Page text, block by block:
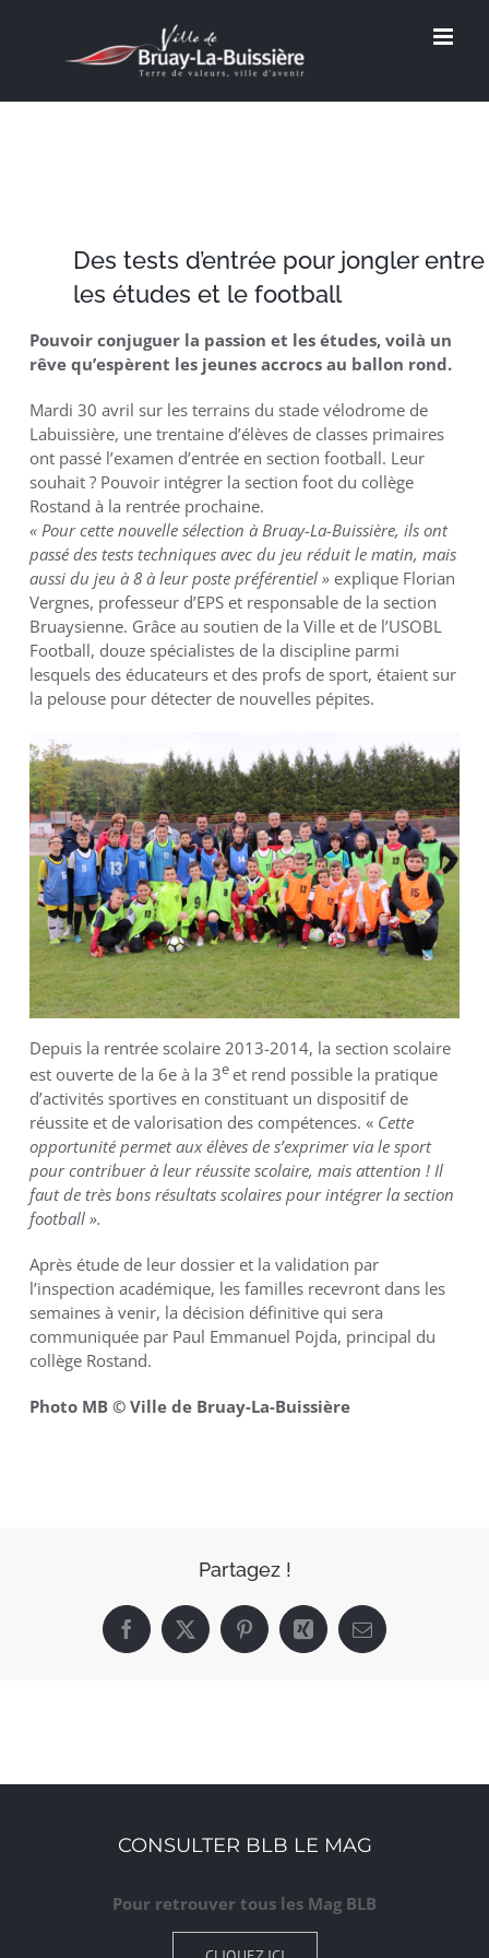
Des tests d’entrée pour jongler entre
les études et le football
Pouvoir conjuguer la passion et les études, voilà un
rêve qu’espèrent les jeunes accrocs au ballon rond.
Mardi 30 avril sur les terrains du stade vélodrome de
Labuissière, une trentaine d’élèves de classes primaires
ont passé l’examen d’entrée en section football. Leur
souhait ? Pouvoir intégrer la section foot du collège
Rostand à la rentrée prochaine.
« Pour cette nouvelle sélection à Bruay-La-Buissière, ils ont
passé des tests techniques avec du jeu réduit le matin, mais
aussi du jeu à 8 à leur poste préférentiel »explique Florian
Vergnes, professeur d’EPS et responsable de la section
Bruaysienne. Grâce au soutien de la Ville et de l’USOBL
Football, douze spécialistes de la discipline parmi
lesquels des éducateurs et des profs de sport, étaient sur
la pelouse pour détecter de nouvelles pépites.
Depuis la rentrée scolaire 2013-2014, la section scolaire
est ouverte de la 6e à la 3e et rend possible la pratique
d’activités sportives en constituant un dispositif de
réussite et de valorisation des compétences. « Cette
opportunité permet aux élèves de s’exprimer via le sport
pour contribuer à leur réussite scolaire, mais attention ! Il
faut de très bons résultats scolaires pour intégrer la section
football ».
Après étude de leur dossier et la validation par
l’inspection académique, les familles recevront dans les
semaines à venir, la décision définitive qui sera
communiquée par Paul Emmanuel Pojda, principal du
collège Rostand.
Photo MB © Ville de Bruay-La-Buissière
Partagez !
Facebook
X PinterestXing Email
CONSULTER BLB LE MAG
Pour retrouver tous les Mag BLB